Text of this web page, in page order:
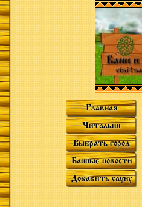
Главная
Читальня
Выбрать город
Банные новости
Добавить сауну